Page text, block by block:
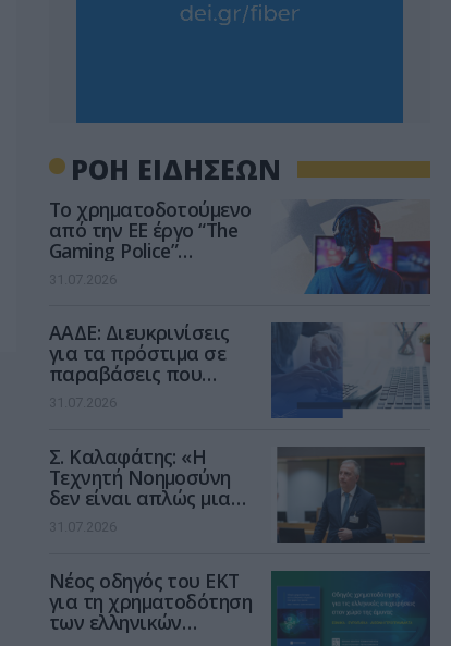
ΡΟΗ ΕΙΔΗΣΕΩΝ
Το χρηματοδοτούμενο
από την ΕΕ έργο “The
Gaming Police”
ενισχύει την ασφάλεια
των παιδιών στο
31.07.2026
ΑΑΔΕ: Διευκρινίσεις
για τα πρόστιμα σε
παραβάσεις που
αφορούν τους ΦΗΜ
31.07.2026
Σ. Καλαφάτης: «Η
Τεχνητή Νοημοσύνη
δεν είναι απλώς μια
νέα τεχνολογία, είναι
μια νέα βιομηχανική
31.07.2026
Νέος οδηγός του ΕΚΤ
για τη χρηματοδότηση
των ελληνικών